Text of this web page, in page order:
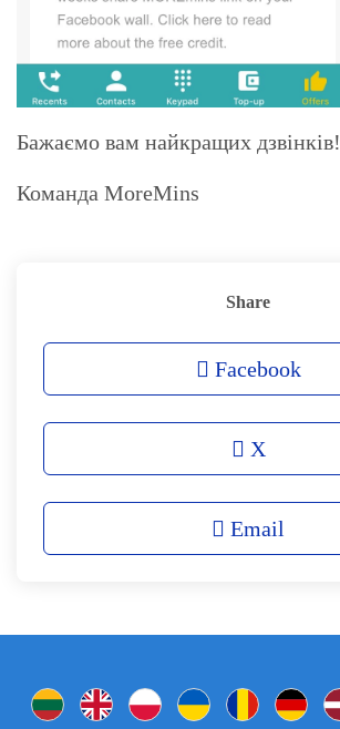
Бажаємо вам найкращих дзвінків!
Команда MoreMins
Share
Facebook
X
Email